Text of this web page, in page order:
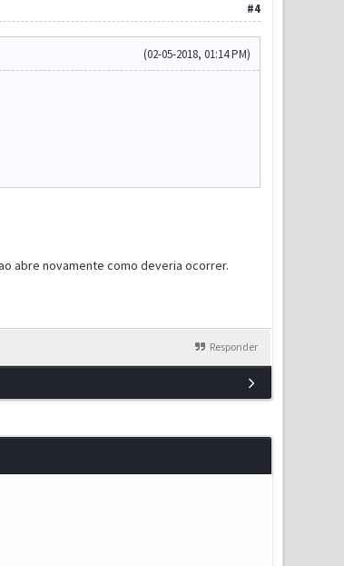
#4
(02-05-2018, 01:14 PM)
abre novamente como deveria ocorrer.
Responder